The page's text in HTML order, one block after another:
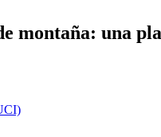
montaña: una